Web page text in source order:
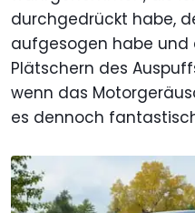
durchgedrückt habe,
aufgesogen habe und
Plätschern des
wenn das
es dennoch